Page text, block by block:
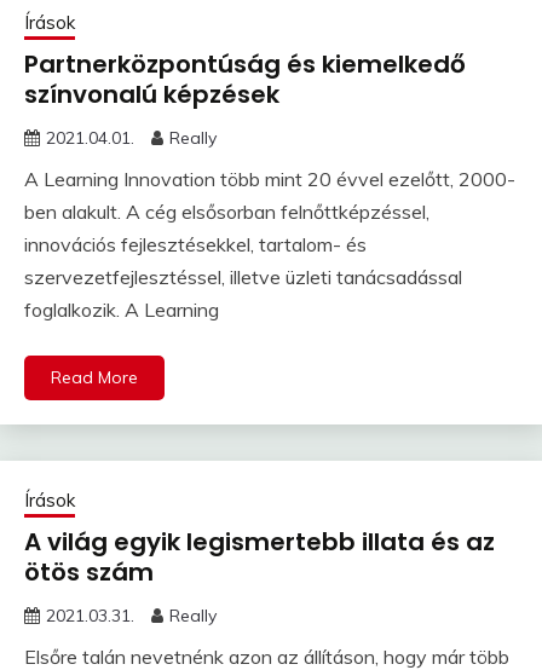
Írások
Partnerközpontúság és kiemelkedő
színvonalú képzések
2021.04.01. Really
A Learning Innovation több mint 20 évvel ezelőtt, 2000-
ben alakult. A cég elsősorban felnőttképzéssel,
innovációs fejlesztésekkel, tartalom- és
szervezetfejlesztéssel, illetve üzleti tanácsadással
foglalkozik. A Learning
Read More
Írások
A világ egyik legismertebb illata és az
ötös szám
2021.03.31. Really
Elsőre talán nevetnénk azon az állításon, hogy már több